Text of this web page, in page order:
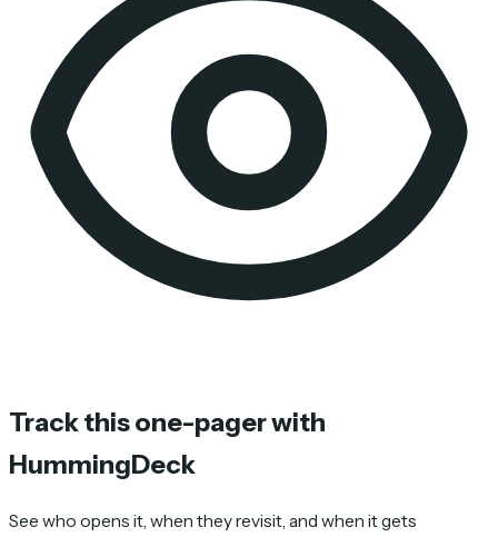
Track this one-pager with
HummingDeck
See who opens it, when they revisit, and when it gets